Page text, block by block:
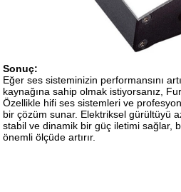
Sonuç:
Eğer ses sisteminizin performansını
kaynağına sahip olmak istiyorsanız,
Özellikle hifi ses sistemleri ve
bir çözüm sunar. Elektriksel gürültüyü
stabil ve dinamik bir güç iletimi sağlar,
önemli ölçüde artırır.